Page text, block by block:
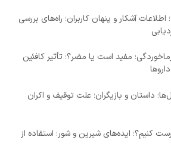
آشکار و پنهان کاربران؛ راه‌های بررسی
مفید است یا مضر؟؛ تأثیر کافئین
داستان و بازیگران؛ علت توقیف و اکران
کنیم؟؛ ایده‌های شیرین و شور؛ استفاده از